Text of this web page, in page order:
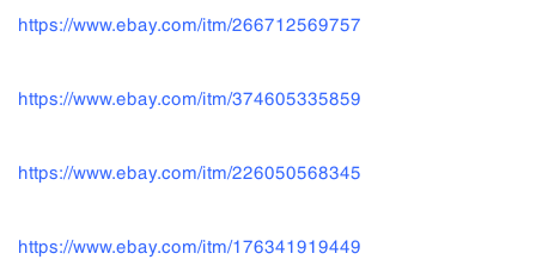
https://www.ebay.com/itm/266712569757
https://www.ebay.com/itm/374605335859
https://www.ebay.com/itm/226050568345
https://www.ebay.com/itm/176341919449